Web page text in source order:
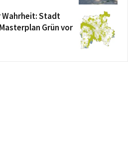
Wahrheit: Stadt
Grün vor